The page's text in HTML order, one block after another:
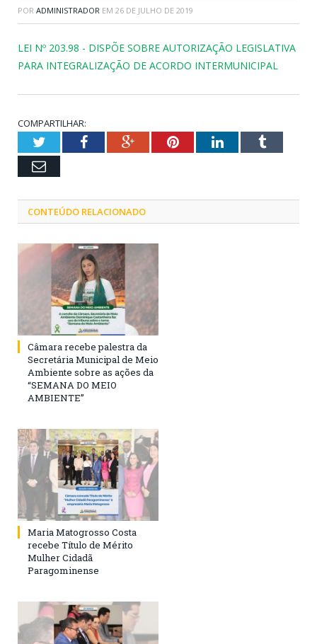
POR ADMINISTRADOR EM 26 DE JULHO DE 2019
LEI Nº 203.98 - DISPÕE SOBRE AUTORIZAÇÃO LEGISLATIVA
PARA INTEGRALIZAÇÃO DE ACORDO INTERMUNICIPAL
COMPARTILHAR:
TwitterFacebookGoogle+PinterestLinkedInTumblr
Email
CONTEÚDO RELACIONADO
Câmara recebe palestra da
Secretária Municipal de Meio
Ambiente sobre as ações da
“SEMANA DO MEIO
AMBIENTE”
Maria Matogrosso Costa
recebe Título de Mérito
Mulher Cidadã
Paragominense